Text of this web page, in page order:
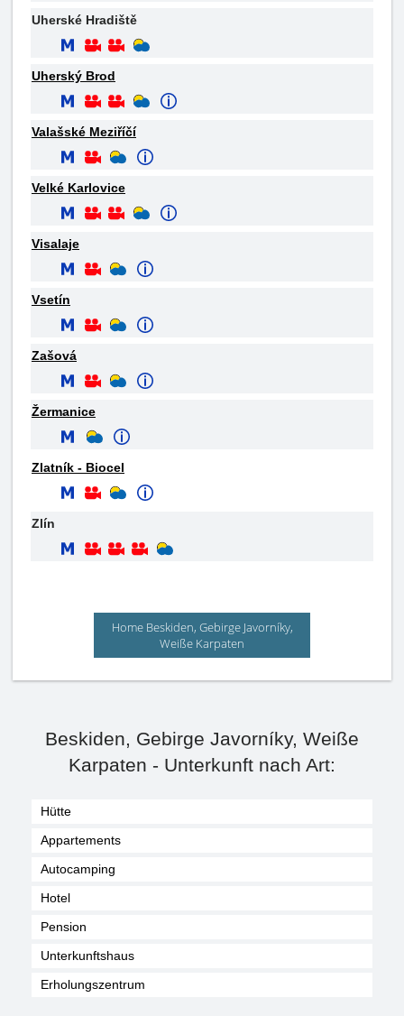
Uherské Hradiště
Uherský Brod
Valašské Meziříčí
Velké Karlovice
Visalaje
Vsetín
Zašová
Žermanice
Zlatník - Biocel
Zlín
Home Beskiden, Gebirge Javorníky,
Weiße Karpaten
Beskiden, Gebirge Javorníky, Weiße
Karpaten - Unterkunft nach Art:
Hütte
Appartements
Autocamping
Hotel
Pension
Unterkunftshaus
Erholungszentrum